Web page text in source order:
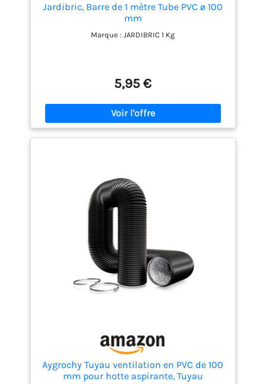
Jardibric, Barre de 1 mètre Tube PVC ø 100
mm
Marque : JARDIBRIC 1 Kg
5,95 €
Aygrochy Tuyau ventilation en PVC de 100
mm pour hotte aspirante, Tuyau